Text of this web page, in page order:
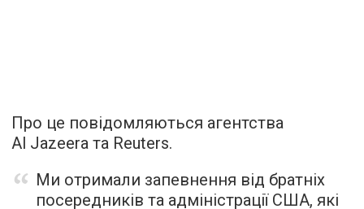
Про це повідомляються агентства
Al Jazeera та Reuters.
Ми отримали запевнення від братніх
посередників та адміністрації США, які